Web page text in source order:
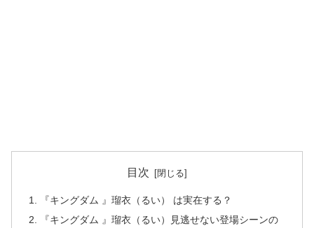
目次
『キングダム 』瑠衣（るい） は実在する？
『キングダム 』瑠衣（るい）見逃せない登場シーンの